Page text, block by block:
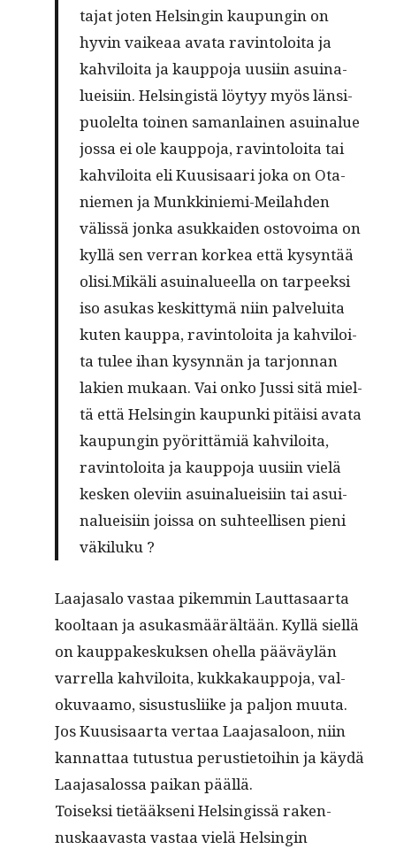
ta­jat joten Hel­sin­gin kau­pun­gin on
hyvin vai­ke­aa ava­ta ravin­to­loi­ta ja
kah­vi­loi­ta ja kaup­po­ja uusi­in asui­na­
luei­siin. Hel­sin­gis­tä löy­tyy myös län­si­
puo­lel­ta toi­nen saman­lai­nen asui­na­lue
jos­sa ei ole kaup­po­ja, ravin­to­loi­ta tai
kah­vi­loi­ta eli Kuusi­saa­ri joka on Ota­
nie­men ja Munk­k­i­nie­­mi-Mei­lah­­den
välis­sä jon­ka asuk­kai­den osto­voi­ma on
kyl­lä sen ver­ran kor­kea että kysyn­tää
oli­si.Mikä­li asui­na­lu­eel­la on tar­peek­si
iso asu­kas kes­kit­ty­mä niin pal­ve­lui­ta
kuten kaup­pa, ravin­to­loi­ta ja kah­vi­loi­
ta tulee ihan kysyn­nän ja tar­jon­nan
lakien mukaan. Vai onko Jus­si sitä miel­
tä että Hel­sin­gin kau­pun­ki pitäi­si ava­ta
kau­pun­gin pyö­rit­tä­miä kah­vi­loi­ta,
ravin­to­loi­ta ja kaup­po­ja uusi­in vie­lä
kes­ken ole­viin asui­na­luei­siin tai asui­
na­luei­siin jois­sa on suh­teel­li­sen pie­ni
väkiluku ?
Laa­jasa­lo vas­taa pikem­min Laut­tasaar­ta
kooltaan ja asukas­määrältään. Kyl­lä siel­lä
on kaup­pakeskuk­sen ohel­la pääväylän
var­rel­la kahviloi­ta, kukkakaup­po­ja, val­
oku­vaamo, sis­us­tus­li­ike ja paljon muu­ta.
Jos Kuu­sisaar­ta ver­taa Laa­jasa­loon, niin
kan­nat­taa tutus­tua perusti­etoi­hin ja käy­dä
Laa­jasa­los­sa paikan päällä.
Toisek­si tietääk­seni Helsingis­sä raken­
nuskaavas­ta vas­taa vielä Helsin­gin